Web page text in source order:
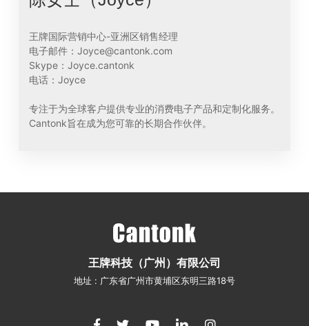
王牌国际营销中心-亚洲区销售经理
电子邮件：Joyce@cantonk.com
Skype：Joyce.cantonk
电话：Joyce
专注于为全球客户提供专业的消费电子产品和定制化服务。
Cantonk旨在成为您可靠的长期合作伙伴。
王牌科技（广州）有限公司
地址 : 广东省广州市黄埔区东明三路18号